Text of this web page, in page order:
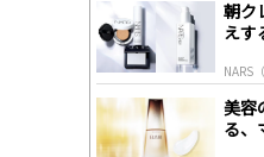
朝ク
えす
NARS（
美容
る、